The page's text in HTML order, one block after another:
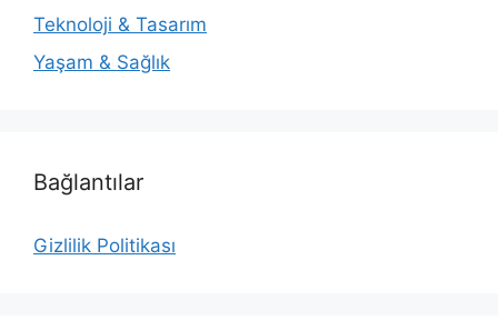
Teknoloji & Tasarım
Yaşam & Sağlık
Bağlantılar
Gizlilik Politikası